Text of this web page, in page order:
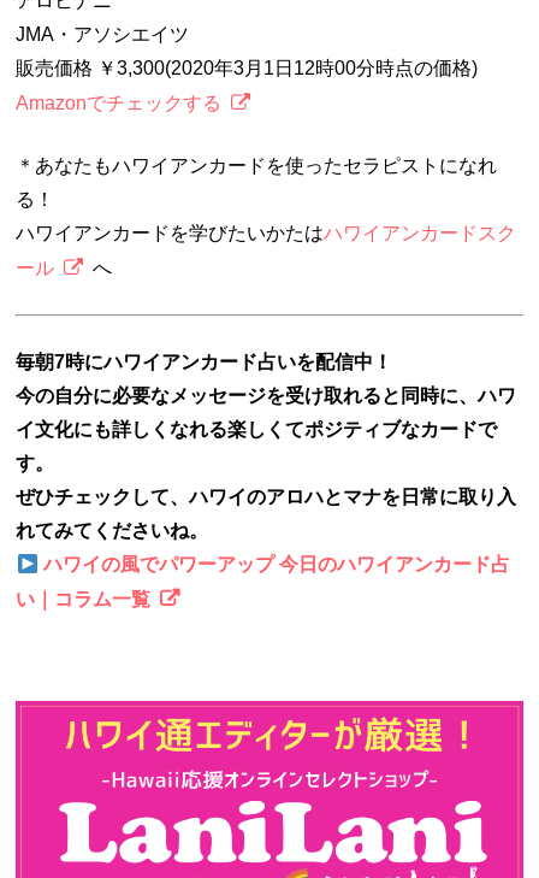
JMA・アソシエイツ
販売価格 ￥3,300(2020年3月1日12時00分時点の価格)
Amazonでチェックする
＊あなたもハワイアンカードを使ったセラピストになれ
る！
ハワイアンカードを学びたいかたはハワイアンカードスク
ール
へ
毎朝7時にハワイアンカード占いを配信中！
今の自分に必要なメッセージを受け取れると同時に、ハワ
イ文化にも詳しくなれる楽しくてポジティブなカードで
す。
ぜひチェックして、ハワイのアロハとマナを日常に取り入
れてみてくださいね。
ハワイの風でパワーアップ 今日のハワイアンカード占
い｜コラム一覧